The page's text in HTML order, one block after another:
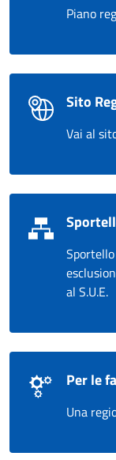
Piano
Sito
Vai al
al S.U.E.
Per le
Una